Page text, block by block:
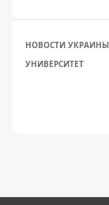
НОВОСТИ УКРАИНЫ
УНИВЕРСИТЕТ